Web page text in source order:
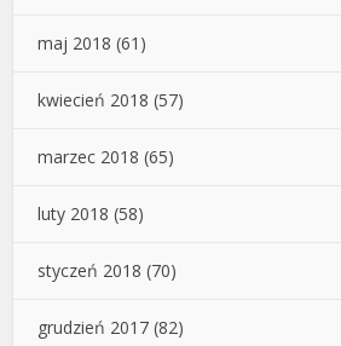
maj 2018 (61)
kwiecień 2018 (57)
marzec 2018 (65)
luty 2018 (58)
styczeń 2018 (70)
grudzień 2017 (82)